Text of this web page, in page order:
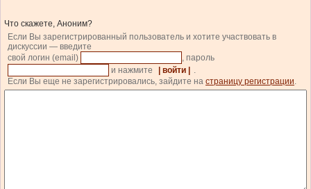
Что скажете, Аноним?
Если Вы зарегистрированный пользователь и хотите участвовать в
дискуссии — введите
свой логин (email)
, пароль
и нажмите
| войти |
.
Если Вы еще не зарегистрировались, зайдите на страницу регистрации.